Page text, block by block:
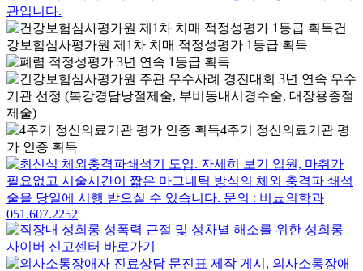
건
강보험심사평가원 제1차 치매 적정성평가 1등급 획득
4주기 정신의료기관 평
가 인증 획득